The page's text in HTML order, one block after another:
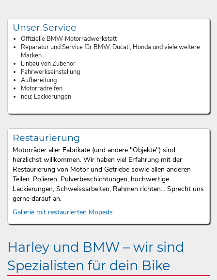
Unser Service
Offizielle BMW-Motorradwerkstatt
Reparatur und Service für BMW, Ducati, Honda und viele weitere
Marken
Einbau von Zubehör
Fahrwerkseinstellung
Aufbereitung
Motorradreifen
neu: Lackierungen
Restaurierung
Motorräder aller Fabrikate (und andere "Objekte") sind
herzlichst willkommen. Wir haben viel Erfahrung mit der
Restaurierung von Motor und Getriebe sowie allen anderen
Teilen. Polieren, Pulverbeschichtungen, hochwertige
Lackierungen, Schweissarbeiten, Rahmen richten... Sprecht uns
gerne darauf an.
Gallerie mit restaurierten Mopeds
Harley und BMW – wir sind
Spezialisten für dein Bike